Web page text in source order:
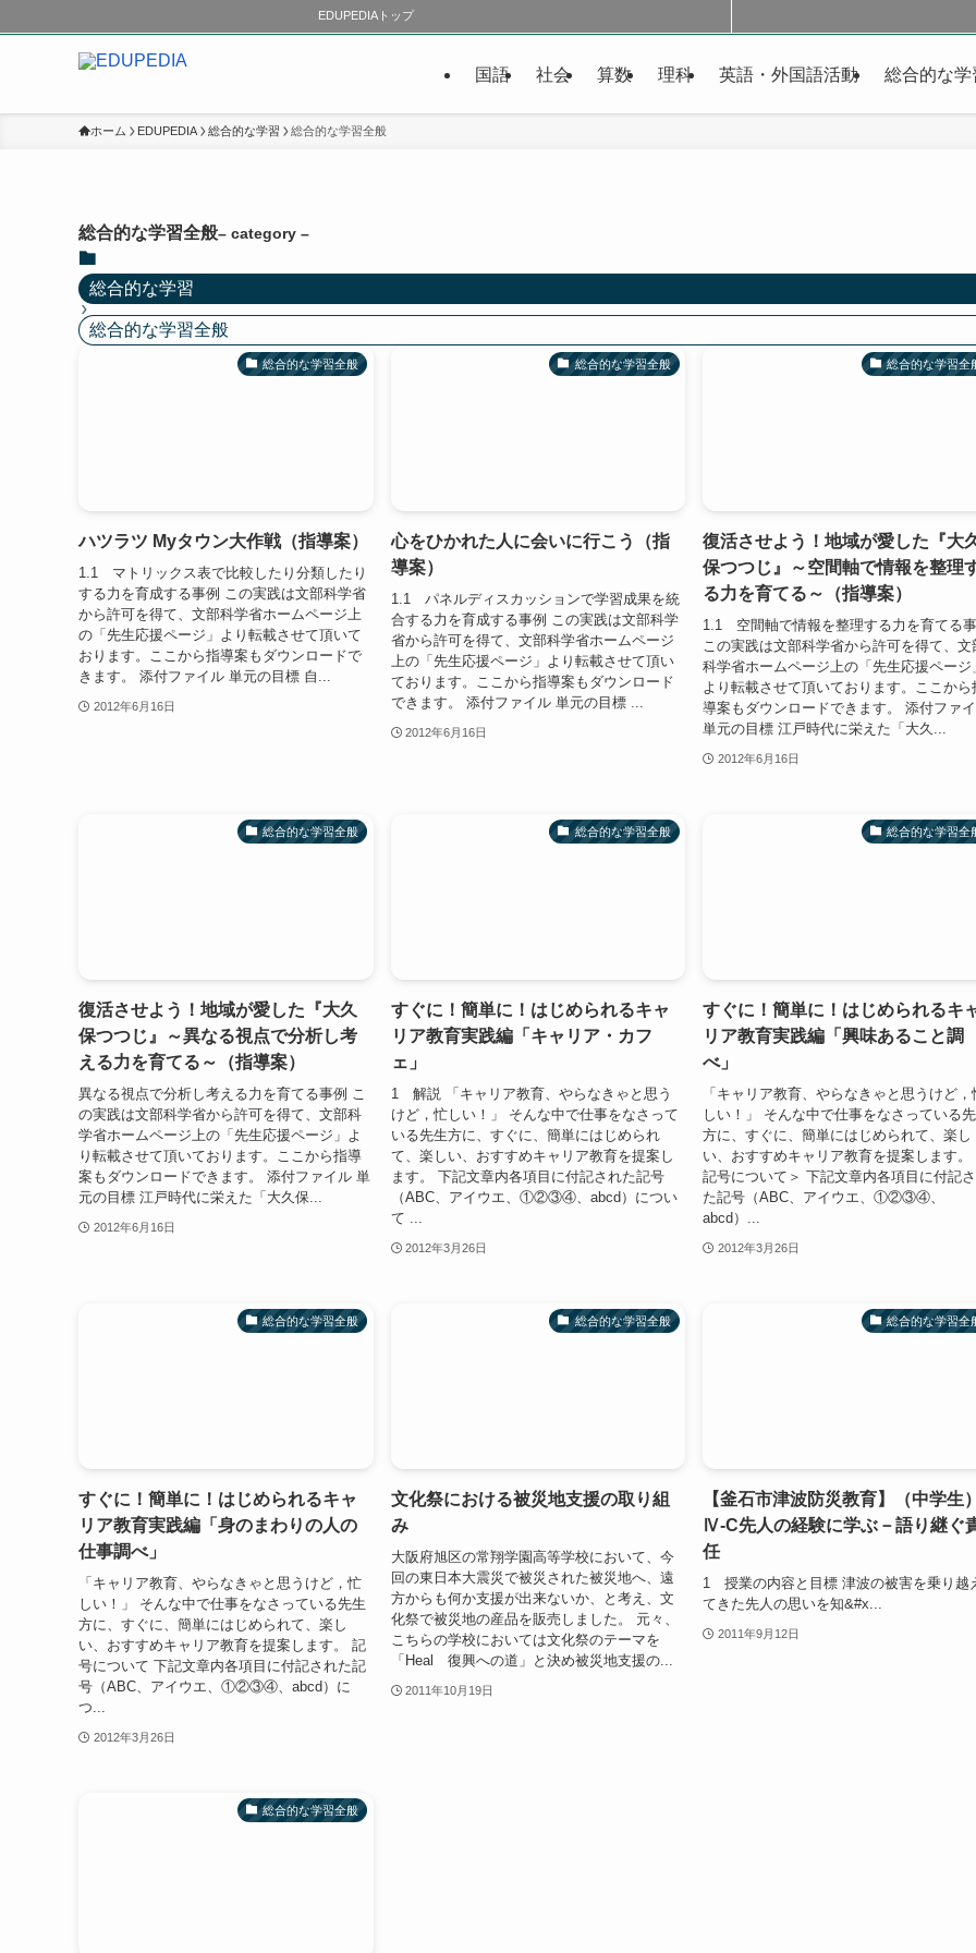
EDUPEDIAトップ
国語 社会 算数 理科 英語・外国語活動 総合的な学
ホーム EDUPEDIA 総合的な学習 総合的な学習全般
総合的な学習全般– category –
総合的な学習
総合的な学習全般
総合的な学習全般
ハツラツ Myタウン大作戦（指導案）
1.1 マトリックス表で比較したり分類したり
する力を育成する事例 この実践は文部科学省
から許可を得て、文部科学省ホームページ上
の「先生応援ページ」より転載させて頂いて
おります。ここから指導案もダウンロードで
きます。 添付ファイル 単元の目標 自...
2012年6月16日
総合的な学習全般
心をひかれた人に会いに行こう（指
導案）
1.1 パネルディスカッションで学習成果を統
合する力を育成する事例 この実践は文部科学
省から許可を得て、文部科学省ホームページ
上の「先生応援ページ」より転載させて頂い
ております。ここから指導案もダウンロード
できます。 添付ファイル 単元の目標 ...
2012年6月16日
総合的な学習全
復活させよう！地域が愛した『大
保つつじ』～空間軸で情報を整理
る力を育てる～（指導案）
1.1 空間軸で情報を整理する力を育てる
この実践は文部科学省から許可を得て、文
科学省ホームページ上の「先生応援ページ
より転載させて頂いております。ここから
導案もダウンロードできます。 添付ファ
単元の目標 江戸時代に栄えた「大久...
2012年6月16日
総合的な学習全般
復活させよう！地域が愛した『大久
保つつじ』～異なる視点で分析し考
える力を育てる～（指導案）
異なる視点で分析し考える力を育てる事例 こ
の実践は文部科学省から許可を得て、文部科
学省ホームページ上の「先生応援ページ」よ
り転載させて頂いております。ここから指導
案もダウンロードできます。 添付ファイル 単
元の目標 江戸時代に栄えた「大久保...
2012年6月16日
総合的な学習全般
すぐに！簡単に！はじめられるキャ
リア教育実践編「キャリア・カフ
ェ」
1 解説 「キャリア教育、やらなきゃと思う
けど，忙しい！」 そんな中で仕事をなさって
いる先生方に、すぐに、簡単にはじめられ
て、楽しい、おすすめキャリア教育を提案し
ます。 下記文章内各項目に付記された記号
（ABC、アイウエ、①②③④、abcd）につい
て ...
2012年3月26日
総合的な学習全
すぐに！簡単に！はじめられるキ
リア教育実践編「興味あること調
べ」
「キャリア教育、やらなきゃと思うけど，
しい！」 そんな中で仕事をなさっている
方に、すぐに、簡単にはじめられて、楽し
い、おすすめキャリア教育を提案します。
記号について＞ 下記文章内各項目に付記
た記号（ABC、アイウエ、①②③④、
abcd）...
2012年3月26日
総合的な学習全般
すぐに！簡単に！はじめられるキャ
リア教育実践編「身のまわりの人の
仕事調べ」
「キャリア教育、やらなきゃと思うけど，忙
しい！」 そんな中で仕事をなさっている先生
方に、すぐに、簡単にはじめられて、楽し
い、おすすめキャリア教育を提案します。 記
号について 下記文章内各項目に付記された記
号（ABC、アイウエ、①②③④、abcd）に
つ...
2012年3月26日
総合的な学習全般
文化祭における被災地支援の取り組
み
大阪府旭区の常翔学園高等学校において、今
回の東日本大震災で被災された被災地へ、遠
方からも何か支援が出来ないか、と考え、文
化祭で被災地の産品を販売しました。 元々、
こちらの学校においては文化祭のテーマを
「Heal 復興への道」と決め被災地支援の...
2011年10月19日
総合的な学習全
【釜石市津波防災教育】（中学生
Ⅳ-C先人の経験に学ぶ－語り継ぐ
任
1 授業の内容と目標 津波の被害を乗り越
てきた先人の思いを知&#x...
2011年9月12日
総合的な学習全般